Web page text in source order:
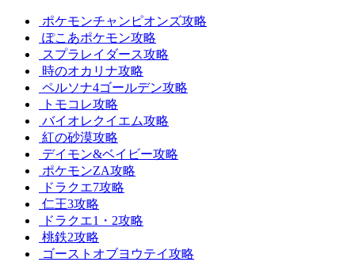
ポケモンチャンピオンズ攻略
ぽこあポケモン攻略
スプラレイダース攻略
時のオカリナ攻略
ペルソナ4ゴールデン攻略
トモコレ攻略
バイオレクイエム攻略
紅の砂漠攻略
デイモン&ベイビー攻略
ポケモンZA攻略
ドラクエ7攻略
仁王3攻略
ドラクエ1・2攻略
桃鉄2攻略
ゴーストオブヨウテイ攻略